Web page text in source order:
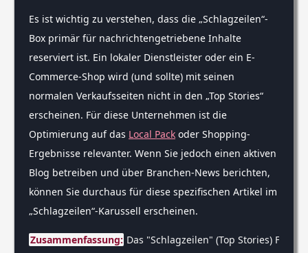
Es ist wichtig zu verstehen, dass die „Schlagzeilen“-
Box primär für nachrichtengetriebene Inhalte
reserviert ist. Ein lokaler Dienstleister oder ein E-
Commerce-Shop wird (und sollte) mit seinen
normalen Verkaufsseiten nicht in den „Top Stories“
erscheinen. Für diese Unternehmen ist die
Optimierung auf das Local Pack oder Shopping-
Ergebnisse relevanter. Wenn Sie jedoch einen aktiven
Blog betreiben und über Branchen-News berichten,
können Sie durchaus für diese spezifischen Artikel im
„Schlagzeilen“-Karussell erscheinen.
Zusammenfassung: Das "Schlagzeilen" (Top Stories)